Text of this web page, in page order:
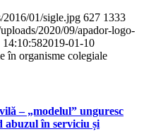
2016/01/sigle.jpg 627 1333
2020/09/apador-logo-
14:10:582019-01-10
în organisme colegiale
– „modelul” unguresc
în serviciu și